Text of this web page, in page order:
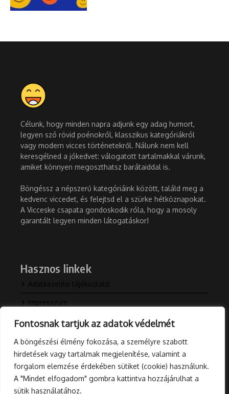
Fontosnak tartjuk az adatok védelmét
A böngészési élmény fokozása, a személyre szabott
hirdetések vagy tartalmak megjelenítése, valamint a
forgalom elemzése érdekében sütiket (cookie) használunk.
A "Mindet elfogadom" gombra kattintva hozzájárulhat a
sütik használatához.
Célunk, hogy minden napra adjunk egy adag humort,
legyen szó rövid poénokról, klasszikus kategóriákról
vagy modern vicces történetekről. Nálunk nem kell
keresgélned a jókedvet: válogatott tartalmakkal várunk,
amiket könnyen megoszthatsz barátaiddal is.
Böngéssz a népszerű kategóriáink között, találd meg a
kedvenc viccedet, és felejtsd el a szürke hétköznapokat.
A Vicceske csapata gondoskodik róla, hogy a mosoly
garantált legyen minden látogatáskor!
Hasznos linkek
Adatkezelési tájékoztató
Impresszum
Kapcsolat
Rólunk
Blog